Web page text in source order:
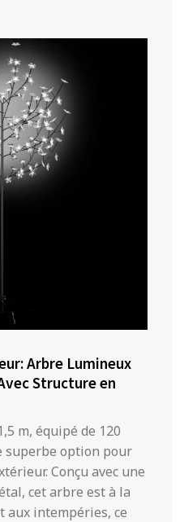
Arbre Lumineux
Structure en
m, équipé de 120
superbe option pour
Conçu avec une
cet arbre est à la
intempéries, ce